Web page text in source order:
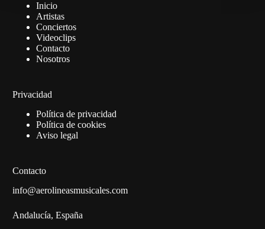
Inicio
Artistas
Conciertos
Videoclips
Contacto
Nosotros
Privacidad
Política de privacidad
Política de cookies
Aviso legal
Contacto
info@aerolineasmusicales.com
Andalucía, España